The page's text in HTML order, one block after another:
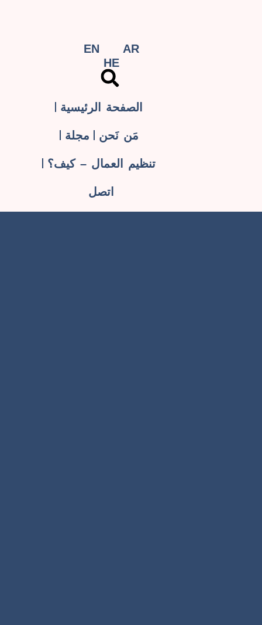
AR
EN
HE
الصفحة الرئيسية
مَن نَحن مجلة
تنظيم العمال – كيف؟
اتصل